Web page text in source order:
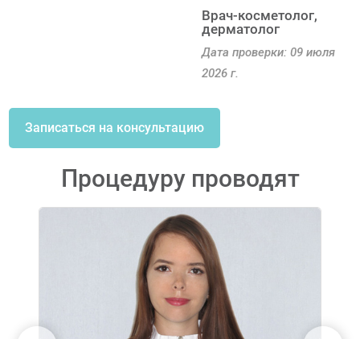
Врач-косметолог,
дерматолог
Дата проверки: 09 июля
2026 г.
Записаться на консультацию
Процедуру проводят